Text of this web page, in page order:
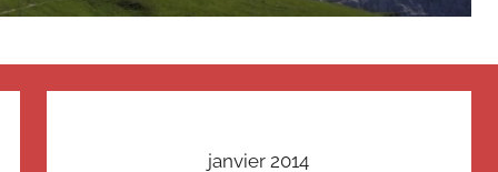
janvier 2014